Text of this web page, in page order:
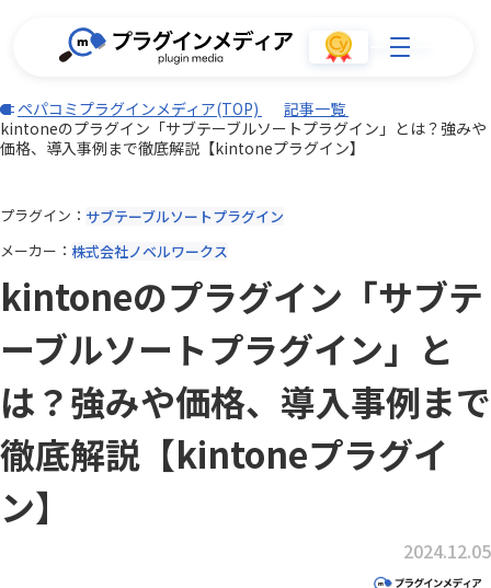
ペパコミプラグインメディア(TOP)
記事一覧
kintoneのプラグイン「サブテーブルソートプラグイン」とは？強みや
価格、導入事例まで徹底解説【kintoneプラグイン】
プラグイン
サブテーブルソートプラグイン
メーカー
株式会社ノベルワークス
kintoneのプラグイン「サブテ
ーブルソートプラグイン」と
は？強みや価格、導入事例まで
徹底解説【kintoneプラグイ
ン】
2024.12.05